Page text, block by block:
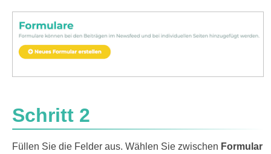
Schritt 2
Füllen Sie die Felder aus. Wählen Sie zwischen Formular